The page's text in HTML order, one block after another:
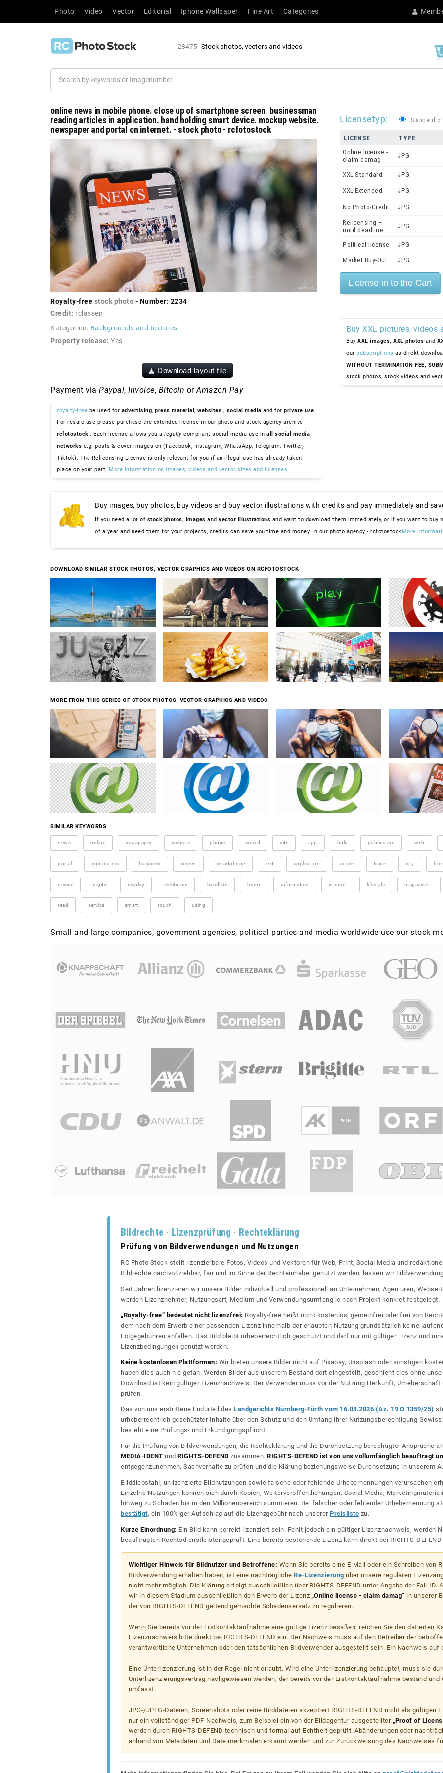
Photo Video Vector Editorial Iphone Wallpaper Fine Art Categories
28475 Stock photos, vectors and videos
online news in mobile phone. close up of smartphone screen. businessman
reading articles in application. hand holding smart device. mockup website.
newspaper and portal on internet. - stock photo - rcfotostock
Royalty-free stock photo - Number: 2234
Credit: rclassen
Kategorien: Backgrounds and textures
Property release: Yes
Download layout file
Payment via Paypal, Invoice, Bitcoin or Amazon Pay
royalty-free be used for advertising, press material , websites , social media and for private use.
For resale use please purchase the extended license in our photo and stock agency archive -
rcfotostock . Each license allows you a legallycompliant social media use in all social media
networks e.g. posts & cover images on (Facebook, Instagram, WhatsApp, Telegram, Twitter,
Tiktok). The Relicensing License is only relevant for you if an illegal use has already taken
place on your part. More information on images, videos and vector sizes and licenses
Licensetyp: Standard
LICENSE
TYPE
Online license -
claim damag
JPG
XXL Standard JPG
XXL Extended JPG
No Photo-Credit JPG
Relicensing –
until deadline
JPG
Political license JPG
Market Buy-Out JPG
Buy XXL pictures,
Buy XXL images, XXL photos and
our subscriptions as direkt
WITHOUT TERMINATION FEE,
stock photos, stock videos and
Buy images, buy photos, buy videos and buy vector illustrations with credits and pay immediately and
If you need a lot of stock photos, images and vector illustrations and want to download them immediately, or if you want to buy
of a year and need them for your projects, credits can save you time and money. In our photo agency - rcfotostockMore
DOWNLOAD SIMILAR STOCK PHOTOS, VECTOR GRAPHICS AND VIDEOS ON RCFOTOSTOCK
MORE FROM THIS SERIES OF STOCK PHOTOS, VECTOR GRAPHICS AND VIDEOS
SIMILAR KEYWORDS
news online newspaper website phone crowd site app hold publication web
portal commuters business screen smartphone text application article trade city
device digital display electronic headline home information internet lifestyle magazine
read service smart touch using
Small and large companies, government agencies, political parties and media worldwide use our stock
Bildrechte · Lizenzprüfung · Rechteklärung
Prüfung von Bildverwendungen und Nutzungen
RC Photo Stock stellt lizenzierbare Fotos, Videos und Vektoren für Web, Print, Social Media und
Bildrechte nachvollziehbar, fair und im Sinne der Rechteinhaber genutzt werden, lassen wir
Seit Jahren lizenzieren wir unsere Bilder individuell und professionell an Unternehmen, Agenturen,
werden Lizenznehmer, Nutzungsart, Medium und Verwendungsumfang je nach Projekt konkret festgelegt.
„Royalty-free“ bedeutet nicht lizenzfrei: Royalty-free heißt nicht kostenlos, gemeinfrei oder frei von
dem nach dem Erwerb einer passenden Lizenz innerhalb der erlaubten Nutzung grundsätzlich keine
Folgegebühren anfallen. Das Bild bleibt urheberrechtlich geschützt und darf nur mit gültiger Lizenz und
Lizenzbedingungen genutzt werden.
Keine kostenlosen Plattformen: Wir bieten unsere Bilder nicht auf Pixabay, Unsplash oder sonstigen
haben dies auch nie getan. Werden Bilder aus unserem Bestand dort eingestellt, geschieht dies ohne
Download ist kein gültiger Lizenznachweis. Der Verwender muss vor der Nutzung Herkunft,
prüfen.
Das von uns erstrittene Endurteil des Landgerichts Nürnberg-Fürth vom 16.04.2026 (Az. 19 O 1359/25)
urheberrechtlich geschützter Inhalte über den Schutz und den Umfang ihrer Nutzungsberechtigung
besteht eine Prüfungs- und Erkundigungspflicht.
Für die Prüfung von Bildverwendungen, die Rechteklärung und die Durchsetzung berechtigter Ansprüche
MEDIA-IDENT und RIGHTS-DEFEND zusammen. RIGHTS-DEFEND ist von uns vollumfänglich beauftragt
entgegenzunehmen, Sachverhalte zu prüfen und die Klärung beziehungsweise Durchsetzung in unserem
Bilddiebstahl, unlizenzierte Bildnutzungen sowie falsche oder fehlende Urhebernennungen verursachen
Einzelne Nutzungen können sich durch Kopien, Weiterveröffentlichungen, Social Media,
hinweg zu Schäden bis in den Millionenbereich summieren. Bei falscher oder fehlender Urhebernennung
bestätigt, ein 100%iger Aufschlag auf die Lizenzgebühr nach unserer Preisliste zu.
Kurze Einordnung: Ein Bild kann korrekt lizenziert sein. Fehlt jedoch ein gültiger Lizenznachweis, werden
beauftragten Rechtsdienstleister geprüft. Eine bereits bestehende Lizenz kann direkt bei RIGHTS-
Wichtiger Hinweis für Bildnutzer und Betroffene: Wenn Sie bereits eine E-Mail oder ein Schreiben von
Bildverwendung erhalten haben, ist eine nachträgliche Re-Lizenzierung über unsere regulären
nicht mehr möglich. Die Klärung erfolgt ausschließlich über RIGHTS-DEFEND unter Angabe der Fall-ID.
wir in diesem Stadium ausschließlich den Erwerb der Lizenz „Online license - claim damag“ in unserer
der von RIGHTS-DEFEND geltend gemachte Schadensersatz zu regulieren.
Wenn Sie bereits vor der Erstkontaktaufnahme eine gültige Lizenz besaßen, reichen Sie den datierten
Lizenznachweis bitte direkt bei RIGHTS-DEFEND ein. Der Nachweis muss auf den Betreiber der
verantwortliche Unternehmen oder den tatsächlichen Bildverwender ausgestellt sein. Ein Nachweis auf
Eine Unterlizenzierung ist in der Regel nicht erlaubt. Wird eine Unterlizenzierung behauptet, muss sie
Unterlizenzierungsvertrag nachgewiesen werden, der bereits vor der Erstkontaktaufnahme bestand und
umfasst.
JPG-/JPEG-Dateien, Screenshots oder reine Bilddateien akzeptiert RIGHTS-DEFEND nicht als gültigen
nur ein vollständiger PDF-Nachweis, zum Beispiel ein von der Bildagentur ausgestellter „Proof of
werden durch RIGHTS-DEFEND technisch und formal auf Echtheit geprüft. Abänderungen oder
anhand von Metadaten und Dateimerkmalen erkannt werden und zur Zurückweisung des Nachweises